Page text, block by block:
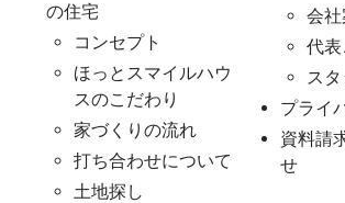
の住宅
コンセプト
ほっとスマイルハウ
スのこだわり
家づくりの流れ
打ち合わせについて
土地探し
会社
代
ス
プライ
資料請
せ